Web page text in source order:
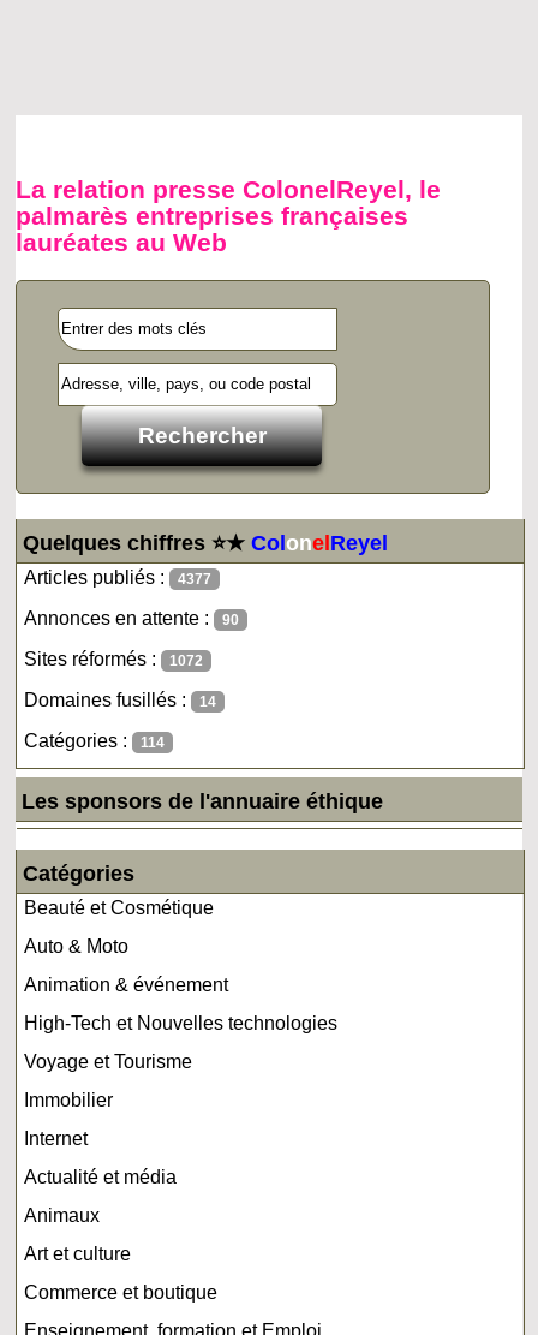
La relation presse ColonelReyel, le
palmarès entreprises françaises
lauréates au Web
Quelques chiffres ⭐★ColonelReyel
Articles publiés : 4377
Annonces en attente : 90
Sites réformés : 1072
Domaines fusillés : 14
Catégories : 114
Les sponsors de l'annuaire éthique
Catégories
Beauté et Cosmétique
Auto & Moto
Animation & événement
High-Tech et Nouvelles technologies
Voyage et Tourisme
Immobilier
Internet
Actualité et média
Animaux
Art et culture
Commerce et boutique
Enseignement, formation et Emploi